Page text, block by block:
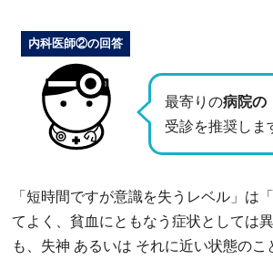
最寄りの病院の
受診を推奨しま
内科医師②の回答
「短時間ですが意識を失うレベル」は
てよく、貧血にともなう症状としては
も、失神 あるいは それに近い状態のこ